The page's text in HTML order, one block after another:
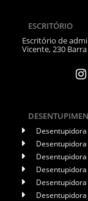
ESCRITÓRIO
Escritório de
Vicente, 230
Desentupidora
Desentupidora